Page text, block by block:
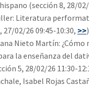
(sección 8, 28/02/
Literatura
27/02/26 09:45-10:30, >>)
Nieto Martín: ¿Cómo
la enseñanza del
5, 28/02/26 11:30-
Isabel Rojas